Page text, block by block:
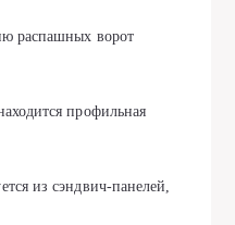
распашных ворот
профильная
из сэндвич-панелей,